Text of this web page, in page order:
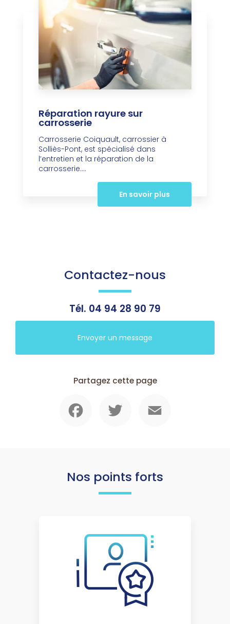
Réparation rayure sur
carrosserie
Carrosserie Coiquault, carrossier à
Solliès-Pont, est spécialisé dans
l’entretien et la réparation de la
carrosserie....
En savoir plus
Contactez-nous
Tél. 04 94 28 90 79
Envoyer un message
Partagez cette page
Nos points forts